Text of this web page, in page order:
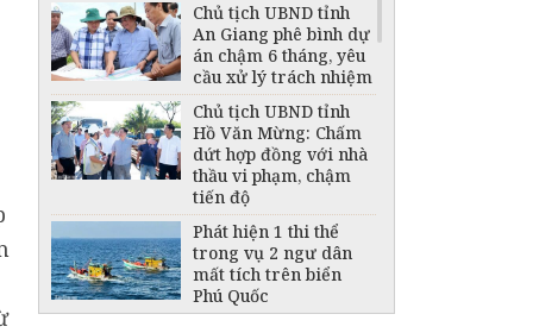
Chủ tịch UBND tỉnh
An Giang phê bình dự
án chậm 6 tháng, yêu
cầu xử lý trách nhiệm
Chủ tịch UBND tỉnh
Hồ Văn Mừng: Chấm
dứt hợp đồng với nhà
thầu vi phạm, chậm
tiến độ
Phát hiện 1 thi thể
trong vụ 2 ngư dân
mất tích trên biển
Phú Quốc